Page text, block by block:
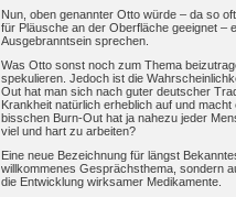
Nun, oben genannter Otto würde – da so
für Pläusche an der Oberfläche geeignet –
Ausgebranntsein sprechen.
Was Otto sonst noch zum Thema
spekulieren. Jedoch ist die
Out hat man sich nach guter deutscher
Krankheit natürlich erheblich auf und
bisschen Burn-Out hat ja nahezu jeder
viel und hart zu arbeiten?
Eine neue Bezeichnung für längst
willkommenes Gesprächsthema, sondern
die Entwicklung wirksamer Medikamente.